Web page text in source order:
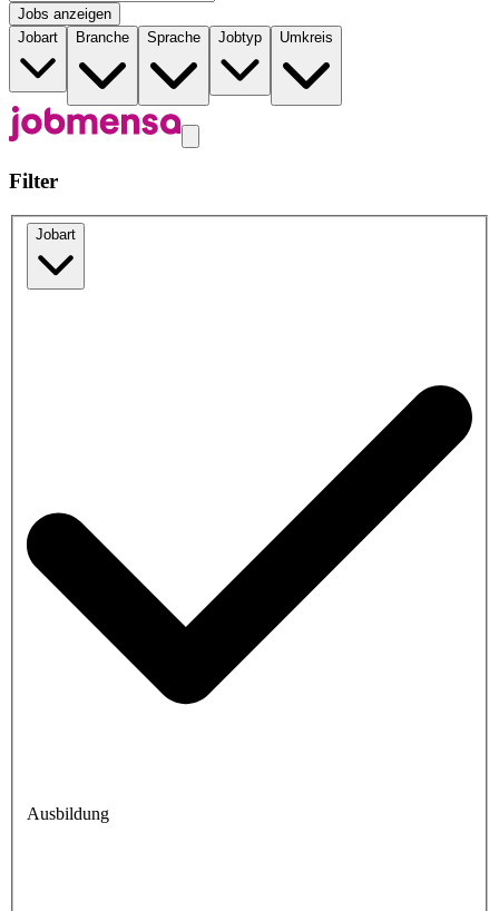
Jobs anzeigen
Jobart
Branche Sprache Jobtyp Umkreis
Filter
Jobart
Ausbildung